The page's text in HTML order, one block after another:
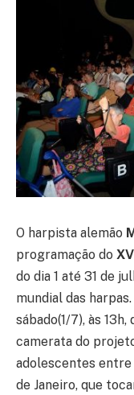
O harpista alemão
programação do
do dia 1 até 31 de
mundial das
sábado(1/7), às
camerata do
adolescentes entre
de Janeiro, que